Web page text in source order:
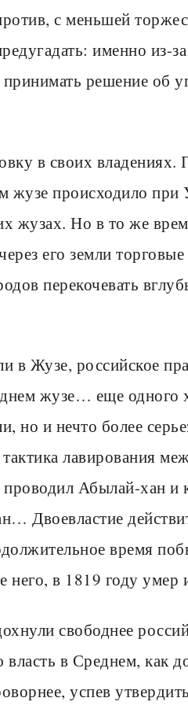
с меньшей
именно из-
решение об
в своих владениях.
жузе происходило при
жузах. Но в то же
его земли
перекочевать
в Жузе, российское
жузе… еще одного
но и нечто более
лавирования
Абылай-хан и
Двоевластие
время
него, в 1819 году умер
свободнее
в Среднем, как
успев